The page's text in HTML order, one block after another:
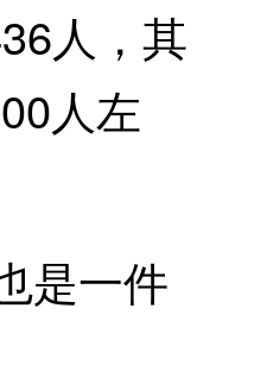
人，其
人左
是一件